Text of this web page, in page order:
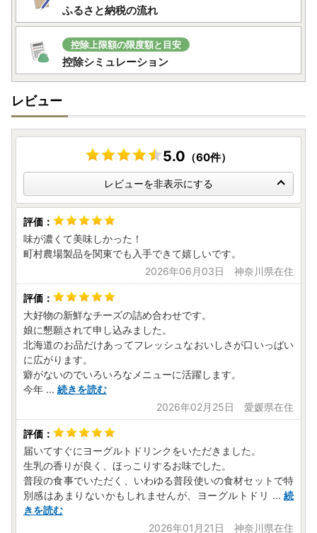
ふるさと納税の流れ
控除上限額の限度額と目安
控除シミュレーション
レビュー
5.0 （60件）
レビューを非表示にする
味が濃くて美味しかった！
町村農場製品を関東でも入手できて嬉しいです。
2026年06月03日 神奈川県在住
大好物の新鮮なチーズの詰め合わせです。
娘に懇願されて申し込みました。
北海道のお品だけあってフレッシュなおいしさが口いっぱい
に広がります。
癖がないのでいろいろなメニューに活躍します。
今年 ... 続きを読む
2026年02月25日 愛媛県在住
届いてすぐにヨーグルトドリンクをいただきました。
生乳の香りが良く、ほっこりするお味でした。
普段の食事でいただく、いわゆる普段使いの食材セットで特
別感はあまりないかもしれませんが、ヨーグルトドリ ... 続
きを読む
2026年01月21日 神奈川県在住